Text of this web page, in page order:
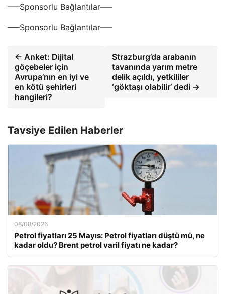
—–Sponsorlu Bağlantılar—–
—–Sponsorlu Bağlantılar—–
← Anket: Dijital
göçebeler için
Avrupa’nın en iyi ve
en kötü şehirleri
hangileri?
Strazburg’da arabanın
tavanında yarım metre
delik açıldı, yetkililer
‘göktaşı olabilir’ dedi →
Tavsiye Edilen Haberler
08/08/2026
Petrol fiyatları 25 Mayıs: Petrol fiyatları düştü mü, ne
kadar oldu? Brent petrol varil fiyatı ne kadar?